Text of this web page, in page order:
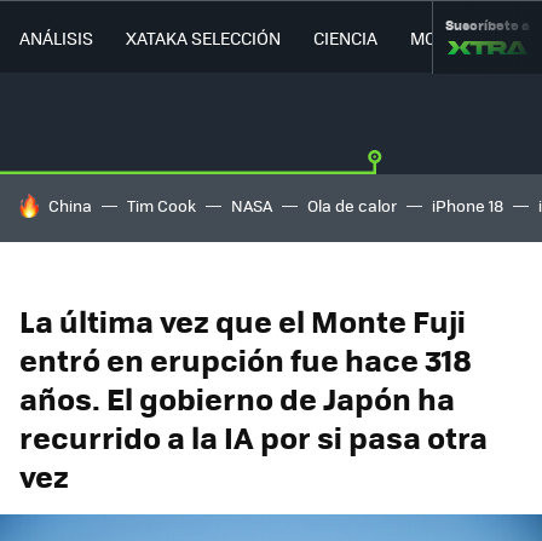
ANÁLISIS XATAKA SELECCIÓN CIENCIA MOVILIDAD
Suscríbete a
HOY SE HABLA DE
China Tim Cook NASA Ola de calor iPhone 18
La última vez que el Monte Fuji
entró en erupción fue hace 318
años. El gobierno de Japón ha
recurrido a la IA por si pasa otra
vez